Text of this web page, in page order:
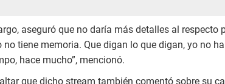
aseguró que no daría más detalles al respecto
no tiene memoria. Que digan lo que digan, yo no
hace mucho”, mencionó.
que dicho stream también comentó sobre su